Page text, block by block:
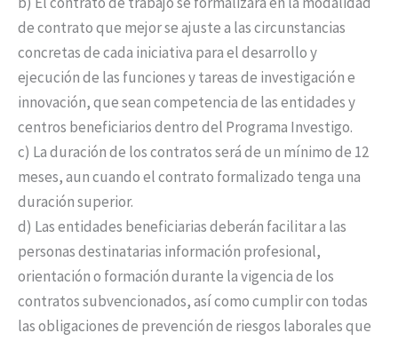
de contrato que mejor se ajuste a las circunstancias
concretas de cada iniciativa para el desarrollo y
ejecución de las funciones y tareas de investigación e
innovación, que sean competencia de las entidades y
centros beneficiarios dentro del Programa Investigo.
c) La duración de los contratos será de un mínimo de 12
meses, aun cuando el contrato formalizado tenga una
duración superior.
d) Las entidades beneficiarias deberán facilitar a las
personas destinatarias información profesional,
orientación o formación durante la vigencia de los
contratos subvencionados, así como cumplir con todas
las obligaciones de prevención de riesgos laborales que